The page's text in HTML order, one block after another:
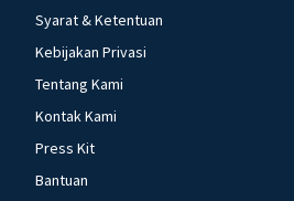
Syarat & Ketentuan
Kebijakan Privasi
Tentang Kami
Kontak Kami
Press Kit
Bantuan